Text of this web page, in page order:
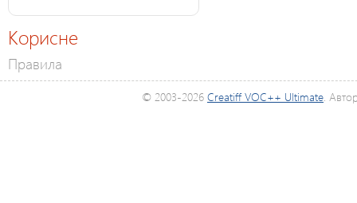
Корисне
Правила
© 2003-2026 Creatiff VOC++ Ultimate.